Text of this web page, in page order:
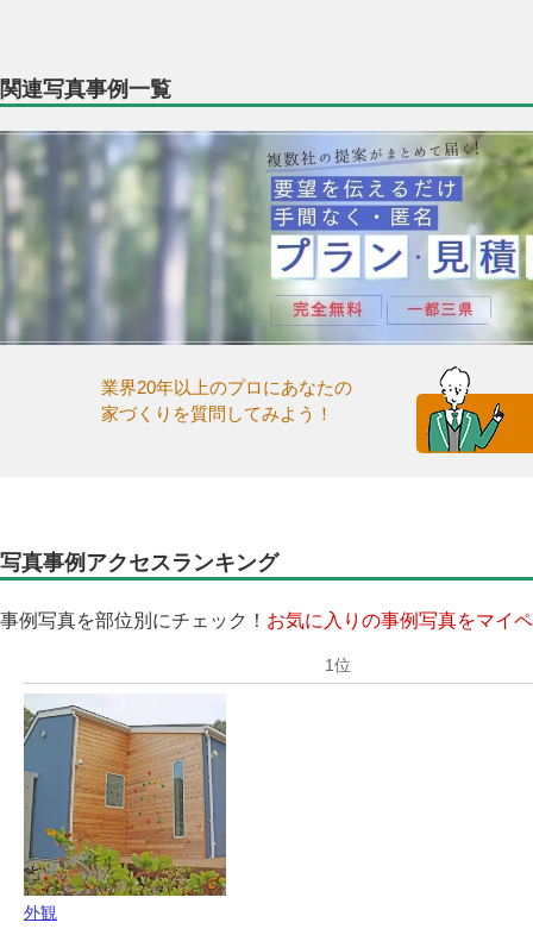
関連写真事例一覧
業界20年以上のプロにあなたの
家づくりを質問してみよう！
写真事例アクセスランキング
事例写真を部位別にチェック！ お気に入りの事例写真をマイ
外観